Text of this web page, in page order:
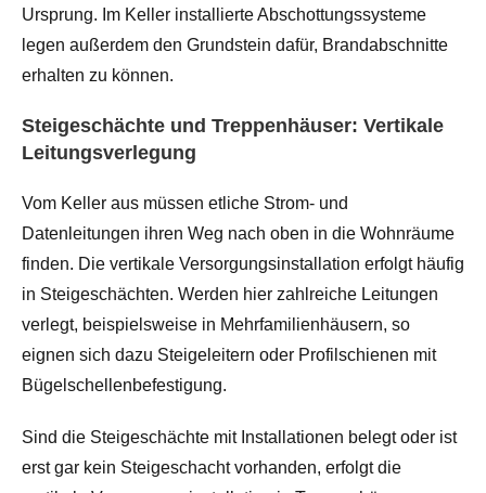
Ursprung. Im Keller installierte Abschottungssysteme
legen außerdem den Grundstein dafür, Brandabschnitte
erhalten zu können.
Steigeschächte und Treppenhäuser: Vertikale
Leitungsverlegung
Vom Keller aus müssen etliche Strom- und
Datenleitungen ihren Weg nach oben in die Wohnräume
finden. Die vertikale Versorgungsinstallation erfolgt häufig
in Steigeschächten. Werden hier zahlreiche Leitungen
verlegt, beispielsweise in Mehrfamilienhäusern, so
eignen sich dazu Steigeleitern oder Profilschienen mit
Bügelschellenbefestigung.
Sind die Steigeschächte mit Installationen belegt oder ist
erst gar kein Steigeschacht vorhanden, erfolgt die